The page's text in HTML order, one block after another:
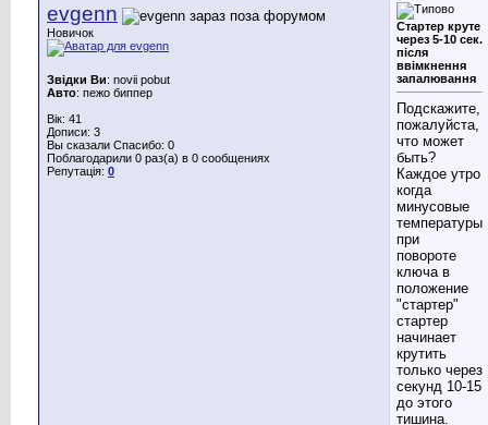
evgenn
Новичок
Звідки Ви: novii pobut
Авто: пежо биппер
Вік: 41
Дописи: 3
Вы сказали Спасибо: 0
Поблагодарили 0 раз(а) в 0 сообщениях
Репутація: 0
Стартер круте
через 5-10 сек.
після
ввімкнення
запалювання
Подскажите,
пожалуйста,
что может
быть?
Каждое утро
когда
минусовые
температуры
при
повороте
ключа в
положение
"стартер"
стартер
начинает
крутить
только через
секунд 10-15
до этого
тишина.